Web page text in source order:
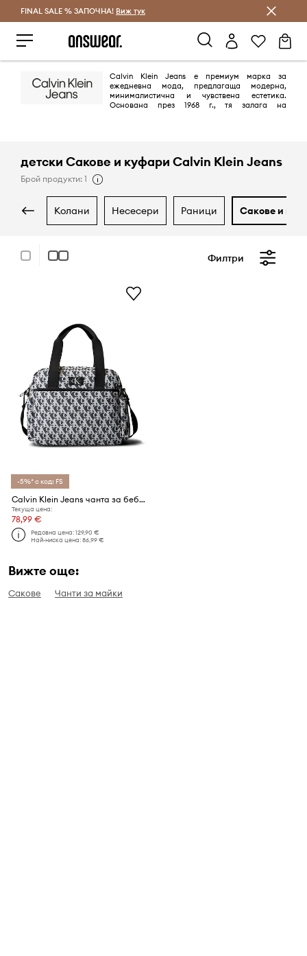
Спестявай с Answear Club
FINAL SALE % ЗАПОЧНА! Виж тук
Calvin Klein Jeans е премиум марка за
ежедневна мода, предлагаща модерна,
минималистична и чувствена естетика.
Основана през 1968 г., тя залага на
детски Сакове и куфари Calvin Klein Jeans
Брой продукти: 1
колани несесери раници сакове и
Филтри
-5%* с код: FS
Calvin Klein Jeans чанта за бебе
Текуща цена:
78,99 €
Редовна цена:129,90 €
Най-ниска цена:86,99 €
Вижте още:
Сакове Чанти за майки